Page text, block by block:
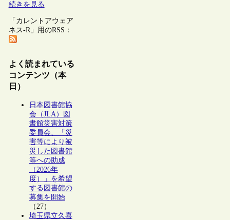
続きを見る
「カレントアウェア
ネス-R」用のRSS：
よく読まれている
コンテンツ（本
日）
日本図書館協
会（JLA）図
書館災害対策
委員会、「災
害等により被
災した図書館
等への助成
（2026年
度）」を希望
する図書館の
募集を開始
（27）
埼玉県立久喜